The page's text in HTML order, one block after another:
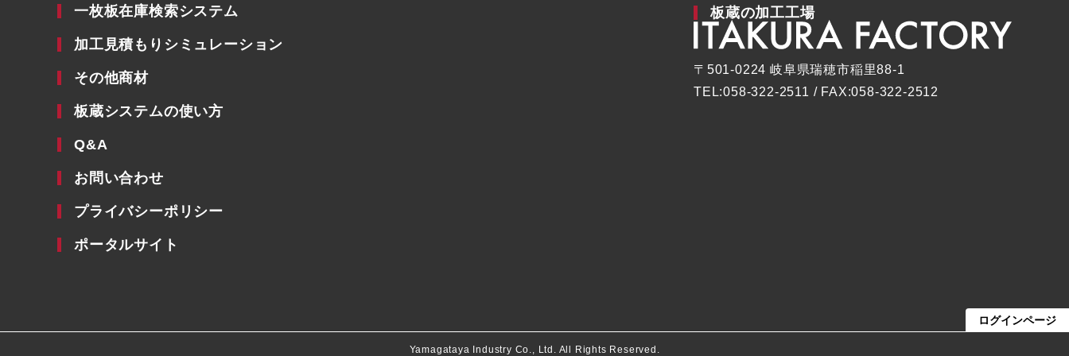
一枚板在庫検索システム
加工見積もりシミュレーション
その他商材
板蔵システムの使い方
Q&A
お問い合わせ
プライバシーポリシー
ポータルサイト
板蔵の加工工場
〒501-0224 岐阜県瑞穂市稲里88-1
TEL:058-322-2511 / FAX:058-322-2512
ログインページ
Yamagataya Industry Co., Ltd. All Rights Reserved.